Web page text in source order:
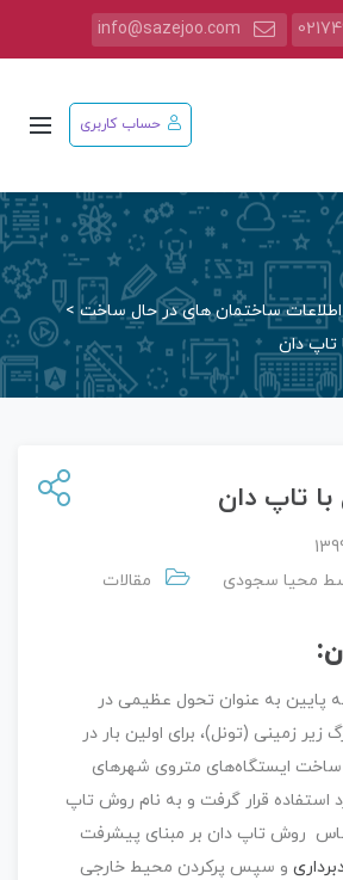
info@sazejoo.com
حساب کاربری
>
تاپ دان
تاپ دان
محیا سجودی مقالات
پایین به عنوان تحول عظیمی در
زمینی (تونل)، برای اولین بار در
در ساخت ایستگاه‌های متروی شهرهای
استفاده قرار گرفت و به نام روش تاپ
روش تاپ دان بر مبنای پیشرفت
و سپس پرکردن محیط خارجی